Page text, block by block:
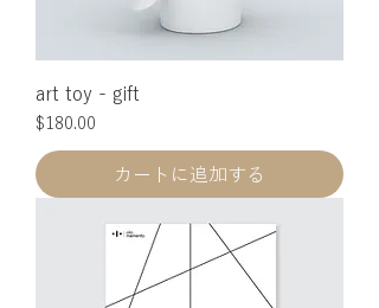
art toy - gift
価格
$180.00
カートに追加する